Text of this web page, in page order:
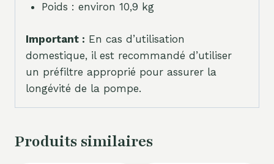
Poids : environ 10,9 kg
Important : En cas d’utilisation
domestique, il est recommandé d’utiliser
un préfiltre approprié pour assurer la
longévité de la pompe.
Produits similaires